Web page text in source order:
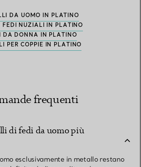
DA UOMO IN PLATINO
FEDI NUZIALI IN PLATINO
DA DONNA IN PLATINO
PER COPPIE IN PLATINO
frequenti
di fedi da uomo più
esclusivamente in metallo restano